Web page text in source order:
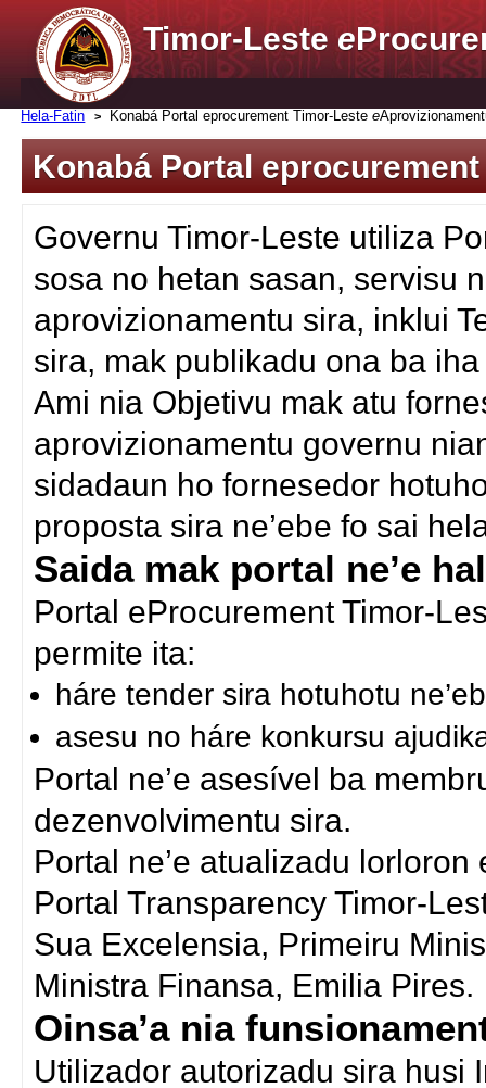
Timor-Lestee
Hela-Fatin Konabá Portal eprocurement Timor-Lestee
Konabá Portal
Governu Timor-Leste utiliza
sosa no hetan sasan, servisu
aprovizionamentu sira, inklui
sira, mak publikadu ona ba
Ami nia Objetivu mak atu
aprovizionamentu governu
sidadaun ho fornesedor
proposta sira ne’ebe fo sai
Saida mak portal ne’e
Portal eProcurement Timor-
permite ita:
háre tender sira hotuhotu
asesu no háre konkursu
Portal ne’e asesível ba
dezenvolvimentu sira.
Portal ne’e atualizadu
Portal Transparency Timor-
Sua Excelensia, Primeiru
Ministra Finansa, Emilia Pires.
Oinsa’a nia
Utilizador autorizadu sira husi